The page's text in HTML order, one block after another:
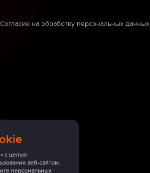
с целью
веб-сайтом.
персональных
Согласие на обработку персональных данных